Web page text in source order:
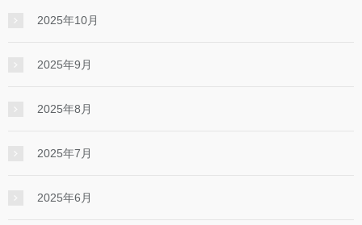
2025年10月
2025年9月
2025年8月
2025年7月
2025年6月